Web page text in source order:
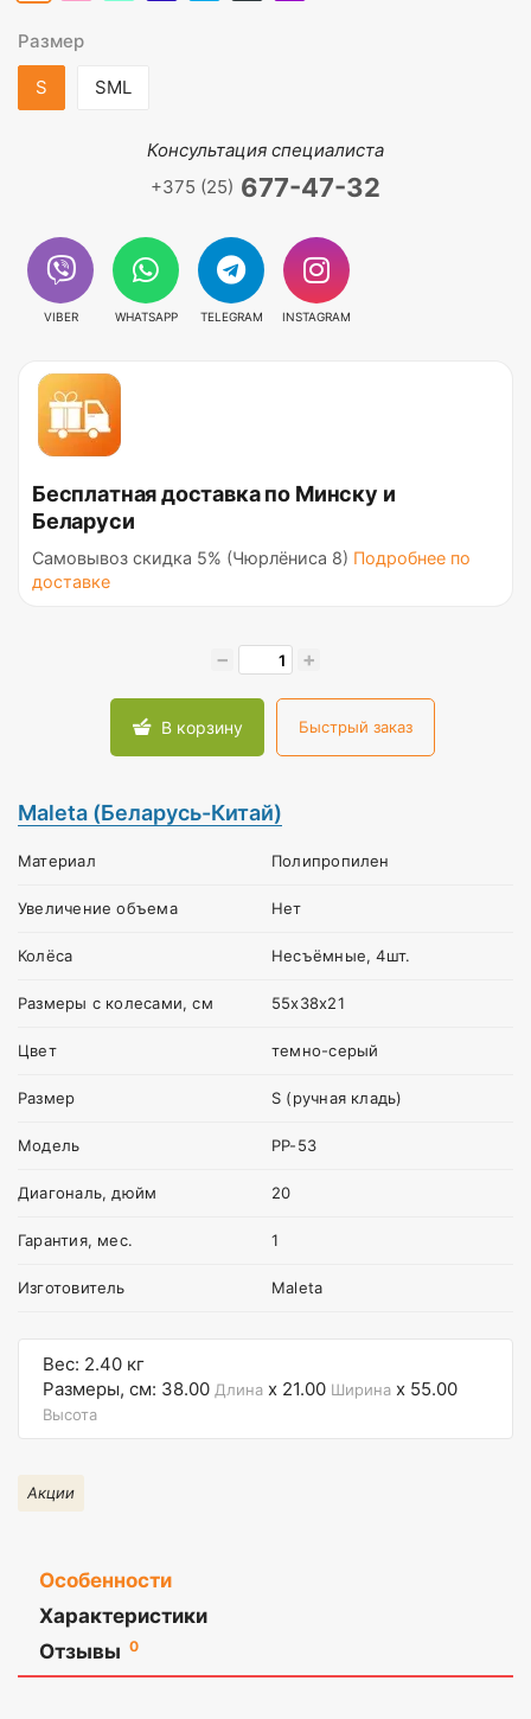
Размер
S SML
Консультация специалиста
+375 (25) 677-47-32
VIBER WHATSAPP TELEGRAM INSTAGRAM
Бесплатная доставка по Минску и
Беларуси
Самовывоз скидка 5% (Чюрлёниса 8) Подробнее по
доставке
− +
В корзину Быстрый заказ
Maleta (Беларусь-Китай)
Материал Полипропилен
Увеличение объема Нет
Колёса Несъёмные, 4шт.
Размеры с колесами, см 55х38х21
Цвет темно-серый
Размер S (ручная кладь)
Модель PP-53
Диагональ, дюйм 20
Гарантия, мес. 1
Изготовитель Maleta
Вес: 2.40 кг
Размеры, см: 38.00 Длина x 21.00 Ширина x 55.00
Высота
Акции
Особенности
Характеристики
Отзывы 0
Материал
Оставить
отзыв